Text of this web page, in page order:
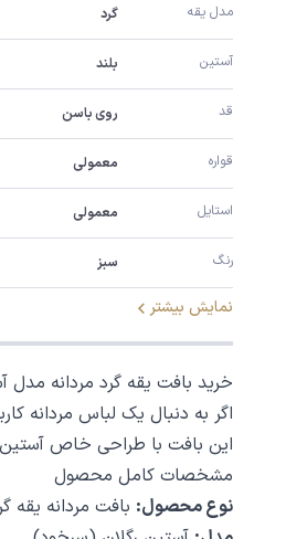
مدل یقه گرد
آستین بلند
قد روی باسن
قواره معمولی
استایل معمولی
رنگ سبز
نمایش بیشتر
خرید بافت یقه گرد مردانه
اگر به دنبال یک لباس مردانه
این بافت با طراحی خاص آستین سرخود، جنس 100٪ کتان و رنگ‌بندی جذاب، گزینه‌ای بی‌نقص برای
مشخصات کامل محصول
نوع محصول: بافت مردانه یقه